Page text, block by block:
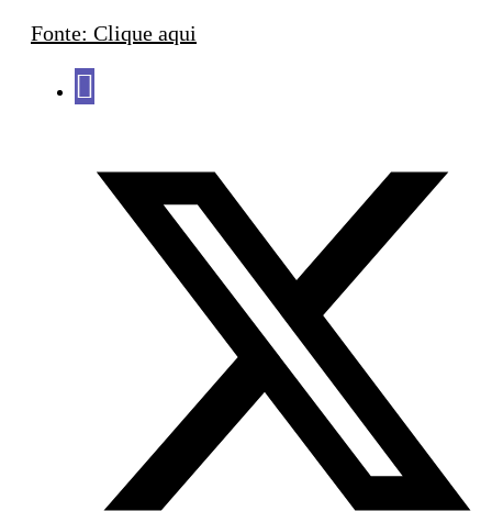
Fonte: Clique aqui